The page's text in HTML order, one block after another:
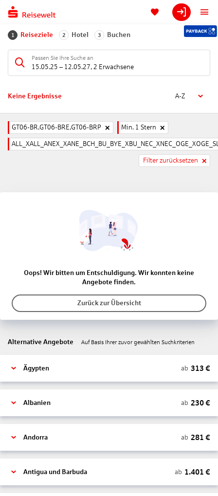
1 Reiseziele 2 Hotel 3 Buchen
Passen Sie Ihre Suche an
15.05.25 – 12.05.27, 2 Erwachsene
Keine Ergebnisse A-Z
GT06-BR,GT06-BRE,GT06-BRP Min. 1 Stern
Filter zurücksetzen
Oops! Wir bitten um Entschuldigung. Wir konnten keine
Angebote finden.
Zurück zur Übersicht
Alternative Angebote Auf Basis Ihrer zuvor gewählten Suchkriterien
Ägypten ab 313 €
Albanien ab 230€
Andorra ab 281 €
Antigua und Barbuda ab 1.401 €